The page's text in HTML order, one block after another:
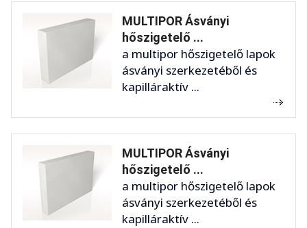
MULTIPOR Ásványi
hőszigetelő ...
a multipor hőszigetelő lapok
ásványi szerkezetéből és
kapilláraktív ...
MULTIPOR Ásványi
hőszigetelő ...
a multipor hőszigetelő lapok
ásványi szerkezetéből és
kapilláraktív ...